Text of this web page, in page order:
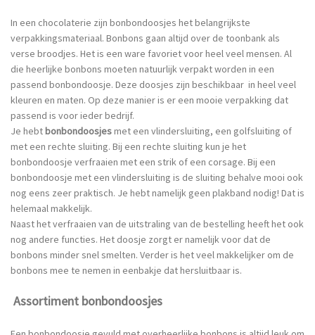
In een chocolaterie zijn bonbondoosjes het belangrijkste
verpakkingsmateriaal. Bonbons gaan altijd over de toonbank als
verse broodjes. Het is een ware favoriet voor heel veel mensen. Al
die heerlijke bonbons moeten natuurlijk verpakt worden in een
passend bonbondoosje. Deze doosjes zijn beschikbaar in heel veel
kleuren en maten. Op deze manier is er een mooie verpakking dat
passend is voor ieder bedrijf.
Je hebt bonbondoosjesmet een vlindersluiting, een golfsluiting of
met een rechte sluiting. Bij een rechte sluiting kun je het
bonbondoosje verfraaien met een strik of een corsage. Bij een
bonbondoosje met een vlindersluiting is de sluiting behalve mooi ook
nog eens zeer praktisch. Je hebt namelijk geen plakband nodig! Dat is
helemaal makkelijk.
Naast het verfraaien van de uitstraling van de bestelling heeft het ook
nog andere functies. Het doosje zorgt er namelijk voor dat de
bonbons minder snel smelten. Verder is het veel makkelijker om de
bonbons mee te nemen in eenbakje dat hersluitbaar is.
Assortiment bonbondoosjes